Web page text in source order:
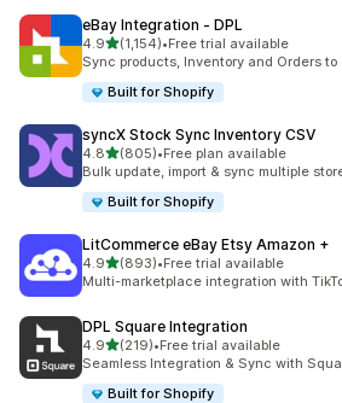
eBay Integration ‑ DPL
4.9เต็ม 5 ดาว
(1,154)
ทั้งหมด 1154 รีวิว
•Free trial available
Sync products, Inventory and Orders
Built for Shopify
syncX Stock Sync Inventory CSV
4.8เต็ม 5 ดาว
(805)
ทั้งหมด 805 รีวิว
•Free plan available
Bulk update, import & sync multiple
Built for Shopify
LitCommerce eBay Etsy Amazon +
4.9เต็ม 5 ดาว
(893)
ทั้งหมด 893 รีวิว
•Free trial available
Multi-marketplace integration with
DPL Square Integration
4.9เต็ม 5 ดาว
(219)
ทั้งหมด 219 รีวิว
•Free trial available
Seamless Integration & Sync with
Built for Shopify